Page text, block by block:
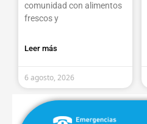
comunidad con alimentos
frescos y
Leer más
6 agosto, 2026